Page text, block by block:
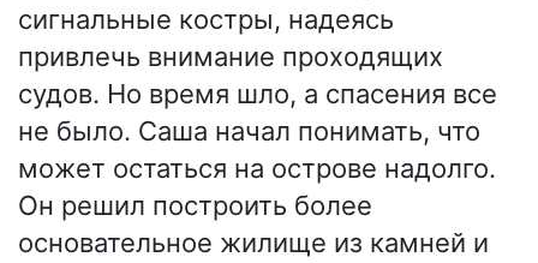
сигнальные костры, надеясь
привлечь внимание проходящих
судов. Но время шло, а спасения все
не было. Саша начал понимать, что
может остаться на острове надолго.
Он решил построить более
основательное жилище из камней и